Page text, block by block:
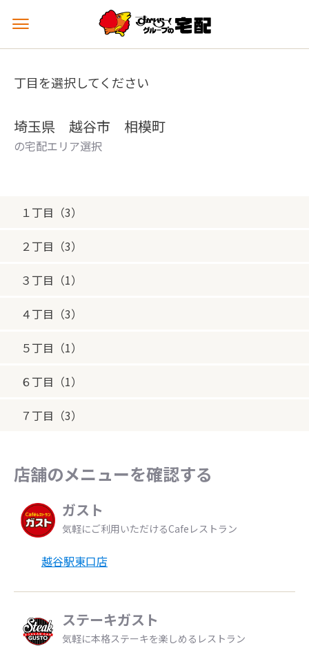
メ
ュ
を
丁目を選択してください
埼玉県 越谷市 相模町
の宅配エリア選択
１丁目（3）
２丁目（3）
３丁目（1）
４丁目（3）
５丁目（1）
６丁目（1）
７丁目（3）
店舗のメニューを確認する
ガスト
気軽にご利用いただけるCafeレストラン
越谷駅東口店
ステーキガスト
気軽に本格ステーキを楽しめるレストラン